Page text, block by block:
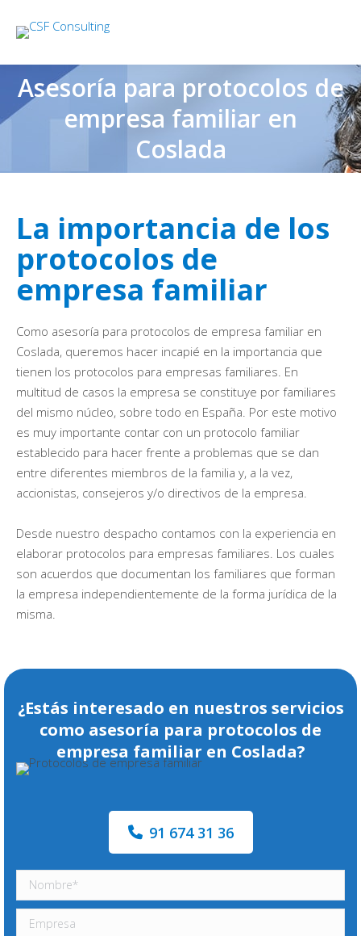
Asesoría para protocolos de
empresa familiar en
Coslada
La importancia de los
protocolos de
empresa familiar
Como asesoría para protocolos de empresa familiar en
Coslada, queremos hacer incapié en la importancia que
tienen los protocolos para empresas familiares. En
multitud de casos la empresa se constituye por familiares
del mismo núcleo, sobre todo en España. Por este motivo
es muy importante contar con un protocolo familiar
establecido para hacer frente a problemas que se dan
entre diferentes miembros de la familia y, a la vez,
accionistas, consejeros y/o directivos de la empresa.
Desde nuestro despacho contamos con la experiencia en
elaborar protocolos para empresas familiares. Los cuales
son acuerdos que documentan los familiares que forman
la empresa independientemente de la forma jurídica de la
misma.
¿Estás interesado en nuestros servicios
como asesoría para protocolos de
empresa familiar en Coslada?
91 674 31 36